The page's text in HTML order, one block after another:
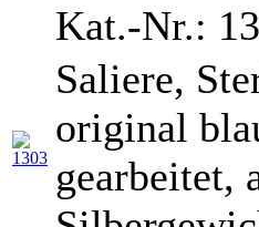
Kat.-Nr.:
Saliere,
original
gearbeitet,